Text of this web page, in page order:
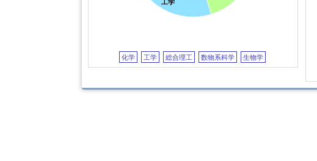
工学
化学 工学 総合理工 数物系科学 生物学